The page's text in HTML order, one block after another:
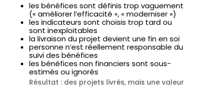
les bénéfices sont définis trop vaguement
(« améliorer l’efficacité », « moderniser »)
les indicateurs sont choisis trop tard ou
sont inexploitables
la livraison du projet devient une fin en soi
personne n’est réellement responsable du
suivi des bénéfices
les bénéfices non financiers sont sous-
estimés ou ignorés
Résultat : des projets livrés, mais une valeur